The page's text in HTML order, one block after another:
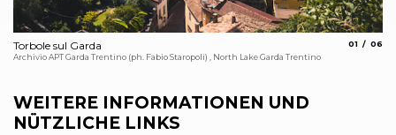
Torbole sul Garda
Archivio APT Garda Trentino (ph. Fabio Staropoli) , North Lake Garda Trentino
01 06
WEITERE INFORMATIONEN UND
NÜTZLICHE LINKS